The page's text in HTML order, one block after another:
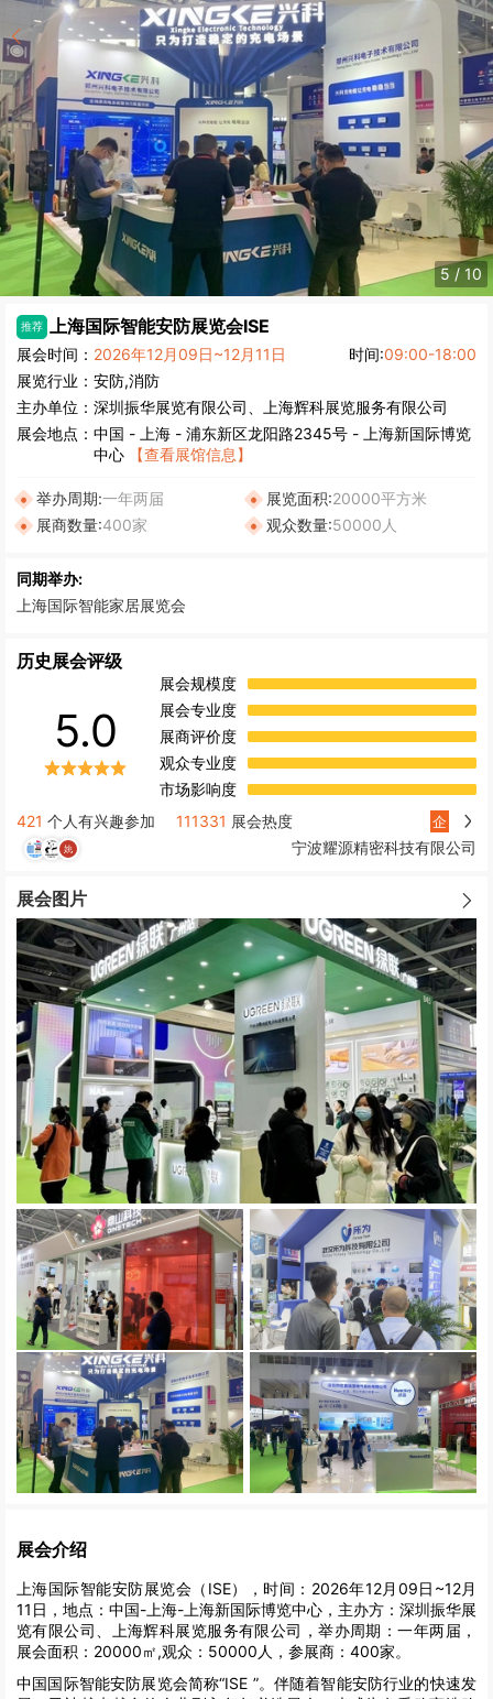
5 / 10
推荐 上海国际智能安防展览会ISE
展会时间： 2026年12月09日~12月11日 时间:09:00-18:00
展览行业： 安防,消防
主办单位： 深圳振华展览有限公司、上海辉科展览服务有限公司
展会地点： 中国 - 上海 - 浦东新区龙阳路2345号 - 上海新国际博览
中心
【查看展馆信息】
举办周期:一年两届 展览面积:20000平方米
展商数量:400家 观众数量:50000人
同期举办:
上海国际智能家居展览会
历史展会评级
5.0
展会规模度
展会专业度
展商评价度
观众专业度
市场影响度
421 个人有兴趣参加 111331 展会热度 企
宁波耀源精密科技有限公司
展会图片
展会介绍
上海国际智能安防展览会（ISE），时间：2026年12月09日~12月
11日，地点：中国-上海-上海新国际博览中心，主办方：深圳振华展
览有限公司、上海辉科展览服务有限公司，举办周期：一年两届，
展会面积：20000㎡,观众：50000人，参展商：400家。
中国国际智能安防展览会简称“ISE ”。伴随着智能安防行业的快速发